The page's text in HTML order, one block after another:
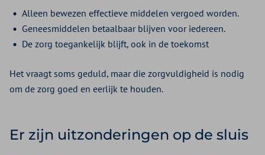
Alleen bewezen effectieve middelen vergoed worden.
Geneesmiddelen betaalbaar blijven voor iedereen.
De zorg toegankelijk blijft, ook in de toekomst
Het vraagt soms geduld, maar die zorgvuldigheid is nodig
om de zorg goed en eerlijk te houden.
Er zijn uitzonderingen op de sluis